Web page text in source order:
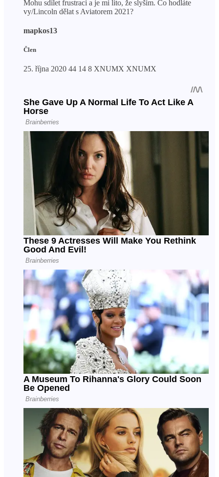
Mohu sdílet frustraci a je mi líto, že slyším. Co hodláte
vy/Lincoln dělat s Aviatorem 2021?
mapkos13
Člen
25. října 2020 44 14 8 XNUMX XNUMX